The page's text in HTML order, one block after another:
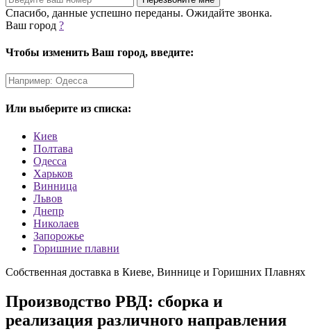
Спасибо, данные успешно переданы. Ожидайте звонка.
Ваш город ?
Чтобы изменить Ваш город, введите:
Или выберите из списка:
Киев
Полтава
Одесса
Харьков
Винница
Львов
Днепр
Николаев
Запорожье
Горишние плавни
Собственная доставка в Киеве, Виннице и Горишних Плавнях
Производство РВД: сборка и
реализация различного направления